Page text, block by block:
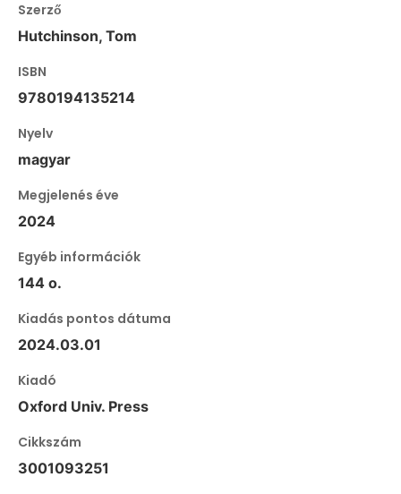
Szerző
Hutchinson, Tom
ISBN
9780194135214
Nyelv
magyar
Megjelenés éve
2024
Egyéb információk
144 o.
Kiadás pontos dátuma
2024.03.01
Kiadó
Oxford Univ. Press
Cikkszám
3001093251